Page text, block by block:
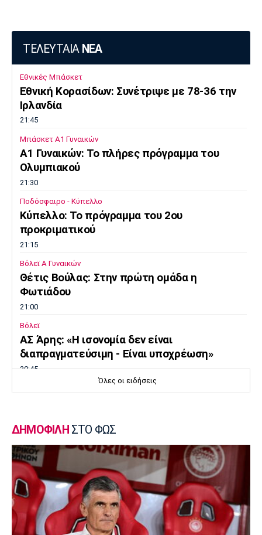
ΤΕΛΕΥΤΑΙΑ ΝΕΑ
Εθνικές Μπάσκετ
Εθνική Κορασίδων: Συνέτριψε με 78-36 την
Ιρλανδία
21:45
Μπάσκετ Α1 Γυναικών
A1 Γυναικών: To πλήρες πρόγραμμα του
Ολυμπιακού
21:30
Ποδόσφαιρο - Κύπελλο
Κύπελλο: Το πρόγραμμα του 2ου
προκριματικού
21:15
Βόλεϊ Α Γυναικών
Θέτις Βούλας: Στην πρώτη ομάδα η
Φωτιάδου
21:00
Βόλεϊ
ΑΣ Άρης: «Η ισονομία δεν είναι
διαπραγματεύσιμη - Είναι υποχρέωση»
20:45
Μπάσκετ Ελλάδα
Σ.Ε.Φ.: Παρουσίαση της νέας του μορφής
στη... Δ.Ε.Θ
20:15
Super League 1
«Όχι του Θεμπάγιος σε σούπερ πρόταση
ελληνικής ομάδας!»
Όλες οι ειδήσεις
ΔΗΜΟΦΙΛΗ ΣΤΟ ΦΩΣ